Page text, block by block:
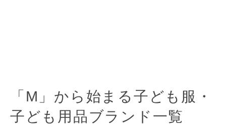
「M」から始まる子ども服・
子ども用品ブランド一覧